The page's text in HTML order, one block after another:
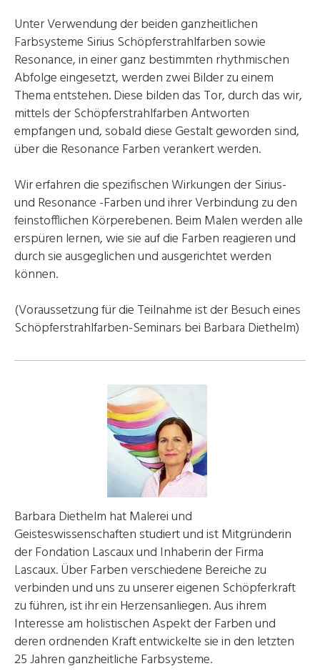
Unter Verwendung der beiden ganzheitlichen
Farbsysteme Sirius Schöpferstrahlfarben sowie
Resonance, in einer ganz bestimmten rhythmischen
Abfolge eingesetzt, werden zwei Bilder zu einem
Thema entstehen. Diese bilden das Tor, durch das wir,
mittels der Schöpferstrahlfarben Antworten
empfangen und, sobald diese Gestalt geworden sind,
über die Resonance Farben verankert werden.
Wir erfahren die spezifischen Wirkungen der Sirius-
und Resonance -Farben und ihrer Verbindung zu den
feinstofflichen Körperebenen. Beim Malen werden alle
erspüren lernen, wie sie auf die Farben reagieren und
durch sie ausgeglichen und ausgerichtet werden
können.
(Voraussetzung für die Teilnahme ist der Besuch eines
Schöpferstrahlfarben-Seminars bei Barbara Diethelm)
Barbara Diethelm hat Malerei und
Geisteswissenschaften studiert und ist Mitgründerin
der Fondation Lascaux und Inhaberin der Firma
Lascaux. Über Farben verschiedene Bereiche zu
verbinden und uns zu unserer eigenen Schöpferkraft
zu führen, ist ihr ein Herzensanliegen. Aus ihrem
Interesse am holistischen Aspekt der Farben und
deren ordnenden Kraft entwickelte sie in den letzten
25 Jahren ganzheitliche Farbsysteme.